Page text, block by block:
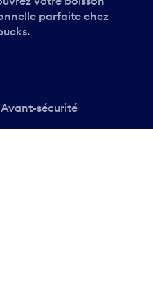
parfaite chez
sécurité